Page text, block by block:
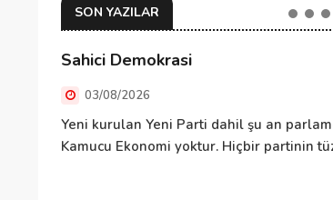
SON YAZILAR
Sahici Demokrasi
03/08/2026
Yeni kurulan Yeni Parti dahil şu an
Kamucu Ekonomi yoktur. Hiçbir partinin